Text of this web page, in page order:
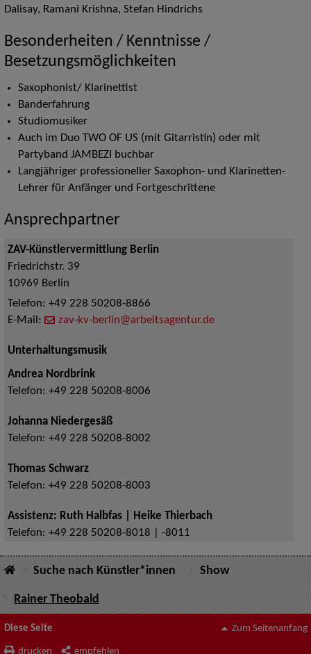
Dalisay, Ramani Krishna, Stefan Hindrichs
Besonderheiten / Kenntnisse /
Besetzungsmöglichkeiten
Saxophonist/ Klarinettist
Banderfahrung
Studiomusiker
Auch im Duo TWO OF US (mit Gitarristin) oder mit
Partyband JAMBEZI buchbar
Langjähriger professioneller Saxophon- und Klarinetten-
Lehrer für Anfänger und Fortgeschrittene
Ansprechpartner
ZAV-Künstlervermittlung Berlin
Friedrichstr. 39
10969 Berlin
Telefon: +49 228 50208-8866
E-Mail:
zav-kv-berlin@arbeitsagentur.de
Unterhaltungsmusik
Andrea Nordbrink
Telefon: +49 228 50208-8006
Johanna Niedergesäß
Telefon: +49 228 50208-8002
Thomas Schwarz
Telefon: +49 228 50208-8003
Assistenz: Ruth Halbfas | Heike Thierbach
Telefon: +49 228 50208-8018 | -8011
Suche nach Künstler*innen Show
Rainer Theobald
Diese Seite
drucken empfehlen
Zum Seitenanfang